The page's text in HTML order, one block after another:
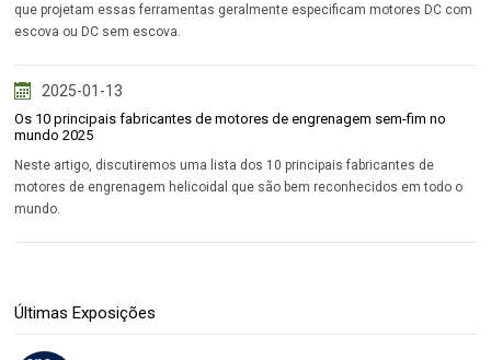
que projetam essas ferramentas geralmente especificam motores DC com
escova ou DC sem escova.
2025-01-13
Os 10 principais fabricantes de motores de engrenagem sem-fim no
mundo 2025
Neste artigo, discutiremos uma lista dos 10 principais fabricantes de
motores de engrenagem helicoidal que são bem reconhecidos em todo o
mundo.
Últimas Exposições